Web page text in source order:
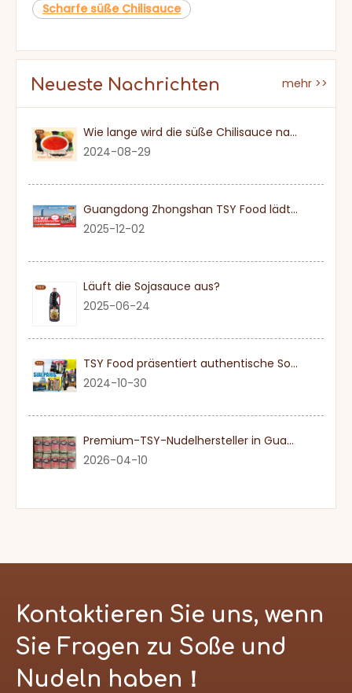
Scharfe süße Chilisauce
Neueste Nachrichten mehr >>
Wie lange wird die süße Chilisauce nach einmal eröffnet?
2024-08-29
Guangdong Zhongshan TSY Food lädt Sie herzlich ein, die Dubai Gulfood Exhibition 2026 zu besuchen
2025-12-02
Läuft die Sojasauce aus?
2025-06-24
TSY Food präsentiert authentische Sojasauce auf der SIAL PARIS 2024
2024-10-30
Premium-TSY-Nudelhersteller in Guangdong
2026-04-10
Kontaktieren Sie uns, wenn
Sie Fragen zu Soße und
Nudeln haben！